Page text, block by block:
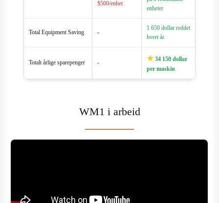
$500/enhet
enheter
Total Equipment Saving -
1 650 dollar reddet
hvert år.
Totalt årlige sparepenger - ★34 150 dollar
per maskin
WM1 i arbeid